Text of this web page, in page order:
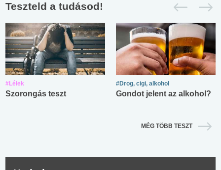
Teszteld a tudásod!
#Lélek
Szorongás teszt
#Drog, cigi, alkohol
Gondot jelent az alkohol?
MÉG TÖBB TESZT